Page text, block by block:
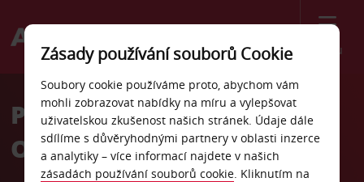
Menu
Welcome
AvisPronájem auta letiště
Oujda
Zásady používání souborů Cookie
Soubory cookie používáme proto, abychom vám
mohli zobrazovat nabídky na míru a vylepšovat
uživatelskou zkušenost našich stránek. Údaje dále
sdílíme s důvěryhodnými partnery v oblasti inzerce
a analytiky – více informací najdete v našich
zásadách používání souborů cookie. Kliknutím na